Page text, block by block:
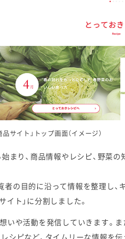
品サイト」トップ画面（イメージ）
り、商品情報やレシピ、野菜
の目的に沿って情報を整理し、
イト」に分割しました。
や活動を発信していきます。ま